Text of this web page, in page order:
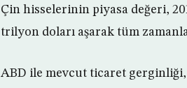
Çin hisselerinin piyasa değeri,
trilyon doları aşarak tüm
ABD ile mevcut ticaret gerginliği,